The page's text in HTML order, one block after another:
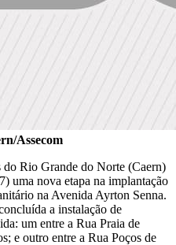
Assecom
Rio Grande do Norte (Caern)
uma nova etapa na implantação
na Avenida Ayrton Senna.
a instalação de
um entre a Rua Praia de
e outro entre a Rua Poços de